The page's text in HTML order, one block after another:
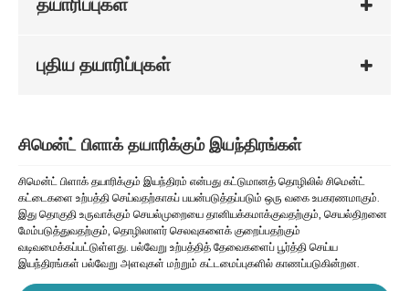
தயாரிப்புகள்
புதிய தயாரிப்புகள்
சிமென்ட் பிளாக் தயாரிக்கும் இயந்திரங்கள்
சிமென்ட் பிளாக் தயாரிக்கும் இயந்திரம் என்பது கட்டுமானத் தொழிலில் சிமென்ட்
கட்டைகளை உற்பத்தி செய்வதற்காகப் பயன்படுத்தப்படும் ஒரு வகை உபகரணமாகும்.
இது தொகுதி உருவாக்கும் செயல்முறையை தானியக்கமாக்குவதற்கும், செயல்திறனை
மேம்படுத்துவதற்கும், தொழிலாளர் செலவுகளைக் குறைப்பதற்கும்
வடிவமைக்கப்பட்டுள்ளது. பல்வேறு உற்பத்தித் தேவைகளைப் பூர்த்தி செய்ய
இயந்திரங்கள் பல்வேறு அளவுகள் மற்றும் கட்டமைப்புகளில் காணப்படுகின்றன.